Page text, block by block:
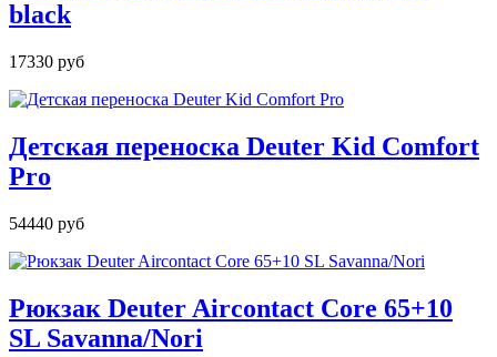
black
17330 руб
Детская переноска Deuter Kid Comfort
Pro
54440 руб
Рюкзак Deuter Aircontact Core 65+10
SL Savanna/Nori